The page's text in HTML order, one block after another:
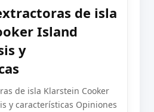
de isla
Island
y
de isla Klarstein Cooker
y características Opiniones